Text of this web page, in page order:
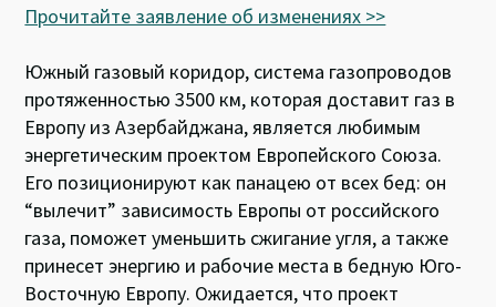
Прочитайте заявление об изменениях >>
Южный газовый коридор, система газопроводов
протяженностью 3500 км, которая доставит газ в
Европу из Азербайджана, является любимым
энергетическим проектом Европейского Союза.
Его позиционируют как панацею от всех бед: он
“вылечит” зависимость Европы от российского
газа, поможет уменьшить сжигание угля, а также
принесет энергию и рабочие места в бедную Юго-
Восточную Европу. Ожидается, что проект